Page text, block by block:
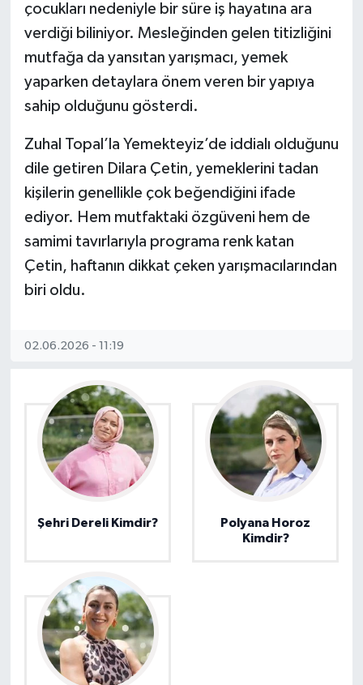
çocukları nedeniyle bir süre iş hayatına ara
verdiği biliniyor. Mesleğinden gelen titizliğini
mutfağa da yansıtan yarışmacı, yemek
yaparken detaylara önem veren bir yapıya
sahip olduğunu gösterdi.
Zuhal Topal’la Yemekteyiz’de iddialı olduğunu
dile getiren Dilara Çetin, yemeklerini tadan
kişilerin genellikle çok beğendiğini ifade
ediyor. Hem mutfaktaki özgüveni hem de
samimi tavırlarıyla programa renk katan
Çetin, haftanın dikkat çeken yarışmacılarından
biri oldu.
02.06.2026 - 11:19
Şehri Dereli Kimdir?
Polyana Horoz
Kimdir?